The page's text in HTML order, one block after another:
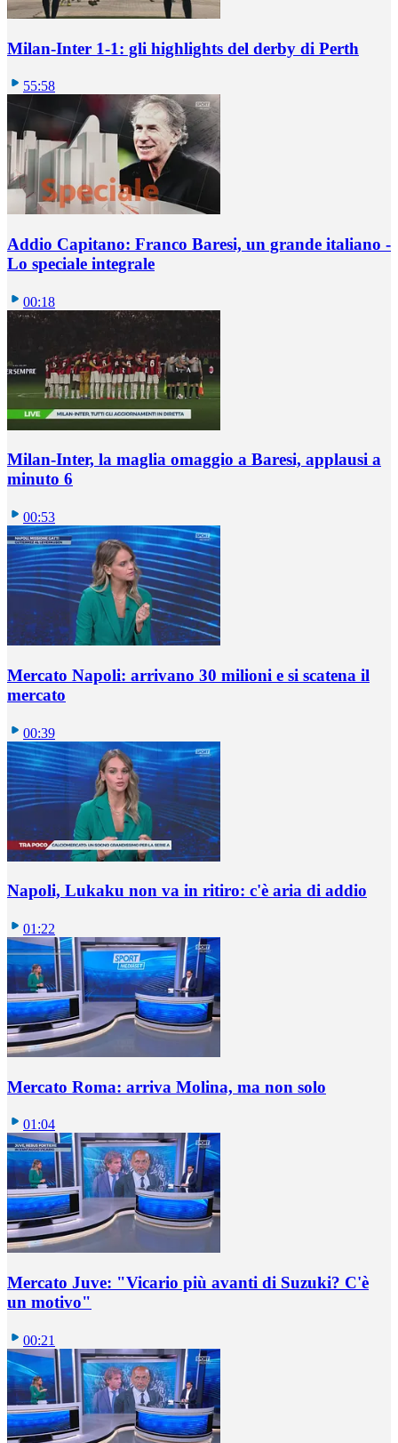
Milan-Inter 1-1: gli highlights del derby di Perth
55:58
Addio Capitano: Franco Baresi, un grande italiano -
Lo speciale integrale
00:18
Milan-Inter, la maglia omaggio a Baresi, applausi a
minuto 6
00:53
Mercato Napoli: arrivano 30 milioni e si scatena il
mercato
00:39
Napoli, Lukaku non va in ritiro: c'è aria di addio
01:22
Mercato Roma: arriva Molina, ma non solo
01:04
Mercato Juve: "Vicario più avanti di Suzuki? C'è
un motivo"
00:21